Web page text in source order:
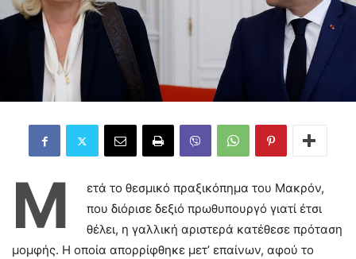
Μ
ετά το θεσμικό πραξικόπημα του Μακρόν,
που διόρισε δεξιό πρωθυπουργό γιατί έτσι
θέλει, η γαλλική αριστερά κατέθεσε πρόταση
μομφής. Η οποία απορρίφθηκε μετ’ επαίνων, αφού το